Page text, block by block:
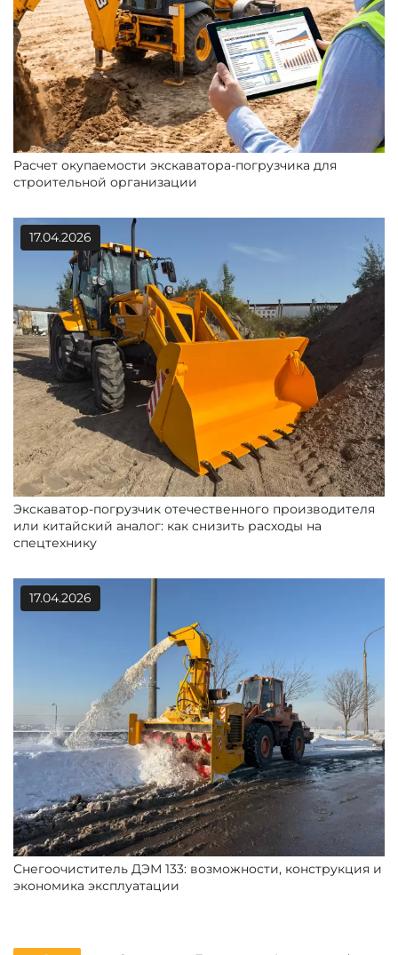
Расчет окупаемости экскаватора-погрузчика для
строительной организации
17.04.2026
Экскаватор-погрузчик отечественного производителя
или китайский аналог: как снизить расходы на
спецтехнику
17.04.2026
Снегоочиститель ДЭМ 133: возможности, конструкция и
экономика эксплуатации